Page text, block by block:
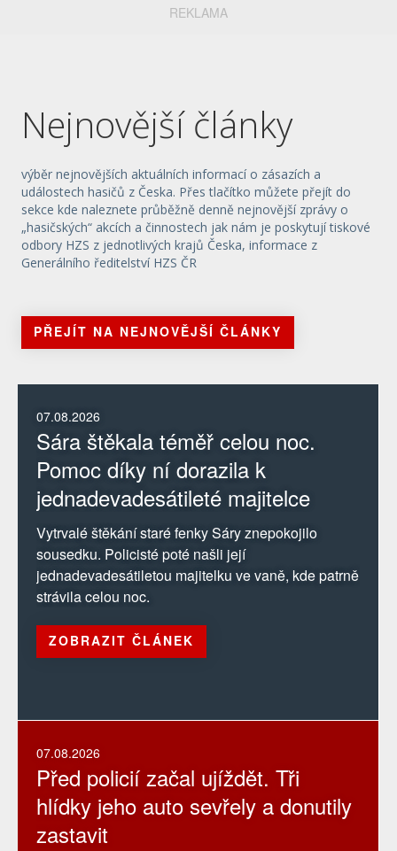
REKLAMA
Nejnovější články
výběr nejnovějších aktuálních informací o zásazích a
událostech hasičů z Česka. Přes tlačítko můžete přejít do
sekce kde naleznete průběžně denně nejnovější zprávy o
„hasičských“ akcích a činnostech jak nám je poskytují tiskové
odbory HZS z jednotlivých krajů Česka, informace z
Generálního ředitelství HZS ČR
PŘEJÍT NA NEJNOVĚJŠÍ ČLÁNKY
07.08.2026
Sára štěkala téměř celou noc.
Pomoc díky ní dorazila k
jednadevadesátileté majitelce
Vytrvalé štěkání staré fenky Sáry znepokojilo
sousedku. Policisté poté našli její
jednadevadesátiletou majitelku ve vaně, kde patrně
strávila celou noc.
ZOBRAZIT ČLÁNEK
07.08.2026
Před policií začal ujíždět. Tři
hlídky jeho auto sevřely a donutily
zastavit